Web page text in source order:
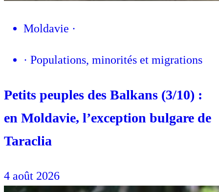
Moldavie ·
· Populations, minorités et migrations
Petits peuples des Balkans (3/10) :
en Moldavie, l’exception bulgare de
Taraclia
4 août 2026